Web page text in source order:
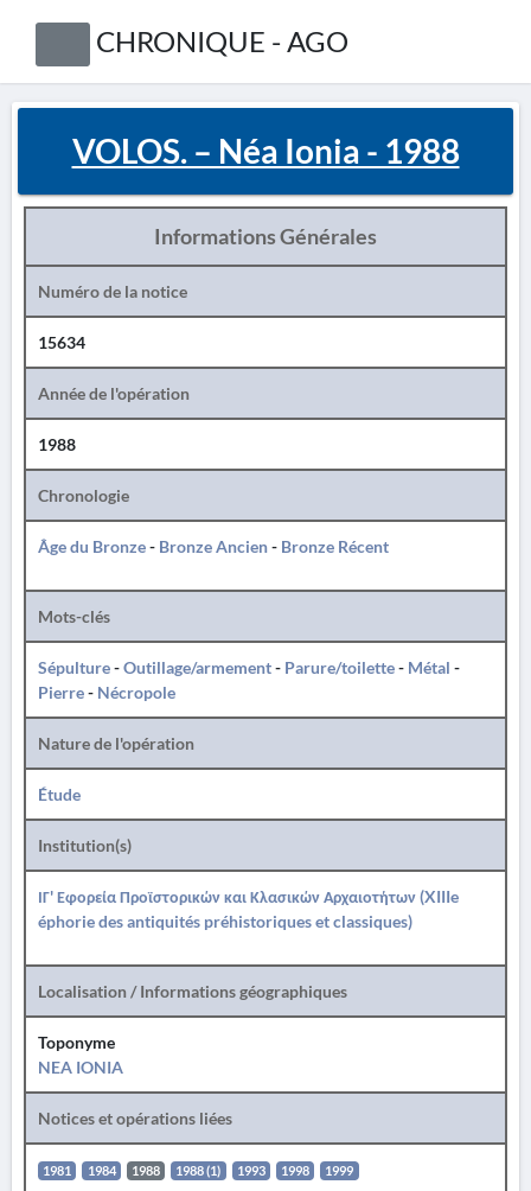
CHRONIQUE - AGO
VOLOS. – Néa Ionia - 1988
Informations Générales
Numéro de la notice
15634
Année de l'opération
1988
Chronologie
Âge du Bronze- Bronze Ancien- Bronze Récent
Mots-clés
Sépulture-Outillage/armement- Parure/toilette- Métal -
Pierre- Nécropole
Nature de l'opération
Étude
Institution(s)
ΙΓ' Εφορεία Προϊστορικών και Κλασικών Αρχαιοτήτων (XIIIe
éphorie des antiquités préhistoriques et classiques)
Localisation / Informations géographiques
Toponyme
NEA IONIA
Notices et opérations liées
1981 1984 1988 1988 (1) 1993 1998 1999